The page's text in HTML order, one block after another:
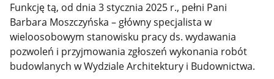
Funkcję tą, od dnia 3 stycznia 2025 r., pełni Pani
Barbara Moszczyńska – główny specjalista w
wieloosobowym stanowisku pracy ds. wydawania
pozwoleń i przyjmowania zgłoszeń wykonania robót
budowlanych w Wydziale Architektury i Budownictwa.